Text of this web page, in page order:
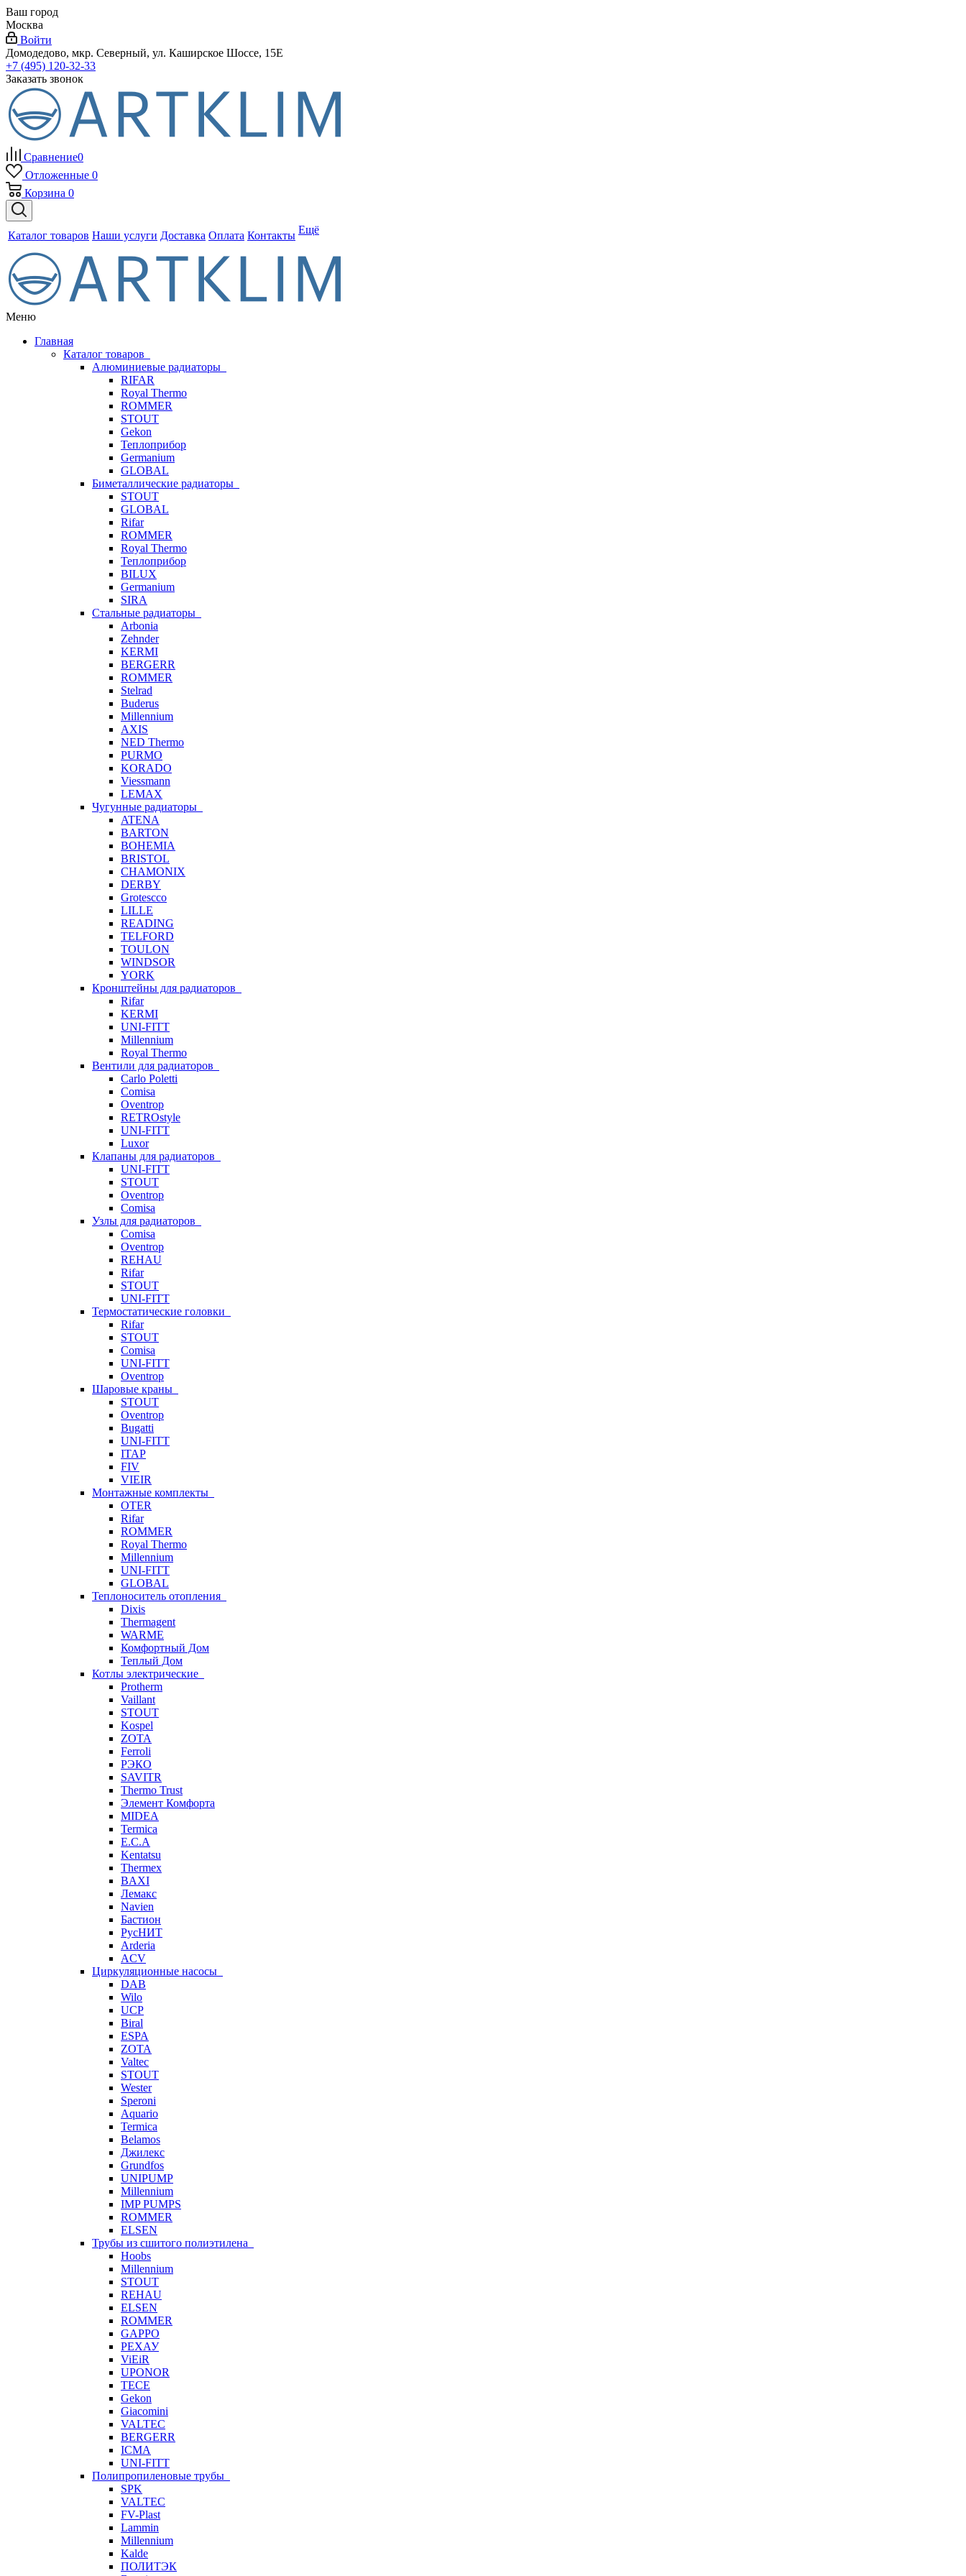
Ваш город
Москва
Войти
Домодедово, мкр. Северный, ул. Каширское Шоссе, 15Е
+7 (495) 120-32-33
Заказать звонок
Сравнение0
Отложенные 0
Корзина 0
Каталог товаров Наши услуги Доставка Оплата Контакты Ещё
Меню
Главная
Каталог товаров
Алюминиевые радиаторы
RIFAR
Royal Thermo
ROMMER
STOUT
Gekon
Теплоприбор
Germanium
GLOBAL
Биметаллические радиаторы
STOUT
GLOBAL
Rifar
ROMMER
Royal Thermo
Теплоприбор
BILUX
Germanium
SIRA
Стальные радиаторы
Arbonia
Zehnder
KERMI
BERGERR
ROMMER
Stelrad
Buderus
Millennium
AXIS
NED Thermo
PURMO
KORADO
Viessmann
LEMAX
Чугунные радиаторы
ATENA
BARTON
BOHEMIA
BRISTOL
CHAMONIX
DERBY
Grotescco
LILLE
READING
TELFORD
TOULON
WINDSOR
YORK
Кронштейны для радиаторов
Rifar
KERMI
UNI-FITT
Millennium
Royal Thermo
Вентили для радиаторов
Carlo Poletti
Comisa
Oventrop
RETROstyle
UNI-FITT
Luxor
Клапаны для радиаторов
UNI-FITT
STOUT
Oventrop
Comisa
Узлы для радиаторов
Comisa
Oventrop
REHAU
Rifar
STOUT
UNI-FITT
Термостатические головки
Rifar
STOUT
Comisa
UNI-FITT
Oventrop
Шаровые краны
STOUT
Oventrop
Bugatti
UNI-FITT
ITAP
FIV
VIEIR
Монтажные комплекты
OTER
Rifar
ROMMER
Royal Thermo
Millennium
UNI-FITT
GLOBAL
Теплоноситель отопления
Dixis
Thermagent
WARME
Комфортный Дом
Теплый Дом
Котлы электрические
Protherm
Vaillant
STOUT
Kospel
ZOTA
Ferroli
РЭКО
SAVITR
Thermo Trust
Элемент Комфорта
MIDEA
Termica
E.C.A
Kentatsu
Thermex
BAXI
Лемакс
Navien
Бастион
РусНИТ
Arderia
ACV
Циркуляционные насосы
DAB
Wilo
UCP
Biral
ESPA
ZOTA
Valtec
STOUT
Wester
Speroni
Aquario
Termica
Belamos
Джилекс
Grundfos
UNIPUMP
Millennium
IMP PUMPS
ROMMER
ELSEN
Трубы из сшитого полиэтилена
Hoobs
Millennium
STOUT
REHAU
ELSEN
ROMMER
GAPPO
РЕХАУ
ViEiR
UPONOR
TECE
Gekon
Giacomini
VALTEC
BERGERR
ICMA
UNI-FITT
Полипропиленовые трубы
SPK
VALTEC
FV-Plast
Lammin
Millennium
Kalde
ПОЛИТЭК